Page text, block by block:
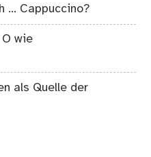
… Cappuccino?
O wie
als Quelle der